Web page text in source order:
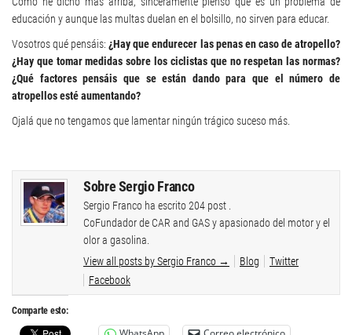
educación y aunque las multas duelan en el bolsillo, no sirven para educar.
Vosotros qué pensáis:¿Hay que endurecer las penas en caso de atropello?
¿Hay que tomar medidas sobre los ciclistas que no respetan las normas?
¿Qué factores pensáis que se están dando para que el número de
atropellos esté aumentando?
Ojalá que no tengamos que lamentar ningún trágico suceso más.
Sobre Sergio Franco
Sergio Franco ha escrito 204 post .
CoFundador de CAR and GAS y apasionado del motor y el
olor a gasolina.
View all posts by Sergio Franco → Blog
Twitter
Facebook
Comparte esto: